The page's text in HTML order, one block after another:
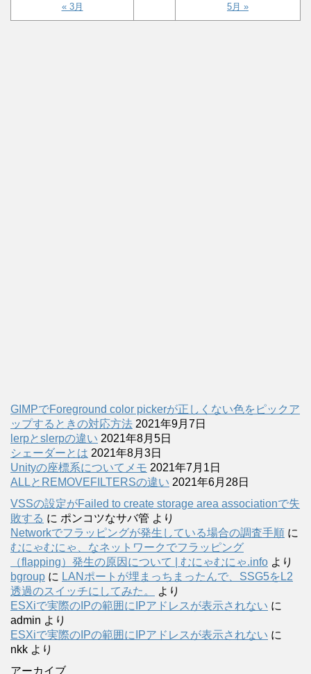
« 3月 5月 »
GIMPでForeground color pickerが正しくない色をピックア
ップするときの対応方法 2021年9月7日
lerpとslerpの違い 2021年8月5日
シェーダーとは 2021年8月3日
Unityの座標系についてメモ 2021年7月1日
ALLとREMOVEFILTERSの違い 2021年6月28日
VSSの設定がFailed to create storage area associationで失
敗する に ポンコツなサバ管 より
Networkでフラッピングが発生している場合の調査手順 に
むにゃむにゃ、なネットワークでフラッピング
（flapping）発生の原因について | むにゃむにゃ.info より
bgroup に LANポートが埋まっちまったんで、SSG5をL2
透過のスイッチにしてみた。
より
ESXiで実際のIPの範囲にIPアドレスが表示されない に
admin より
ESXiで実際のIPの範囲にIPアドレスが表示されない に
nkk より
アーカイブ